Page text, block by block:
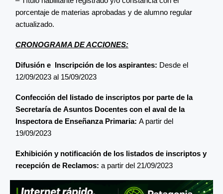
porcentaje de materias aprobadas y de alumno regular
actualizado.
CRONOGRAMA DE ACCIONES:
Difusión e Inscripción de los aspirantes: Desde el
12/09/2023 al 15/09/2023
Confección del listado de inscriptos por parte de la
Secretaría de Asuntos Docentes con el aval de la
Inspectora de Enseñanza Primaria: A partir del
19/09/2023
Exhibición y notificación de los listados de inscriptos y
recepción de Reclamos: a partir del 21/09/2023